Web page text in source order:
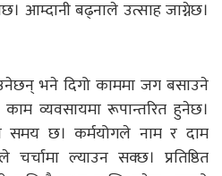
आम्दानी बढ्नाले उत्साह जाग्नेछ।
भने दिगो काममा जग बसाउने
व्यवसायमा रूपान्तरित हुनेछ।
समय छ। कर्मयोगले नाम र दाम
ल्याउन सक्छ। प्रतिष्ठित